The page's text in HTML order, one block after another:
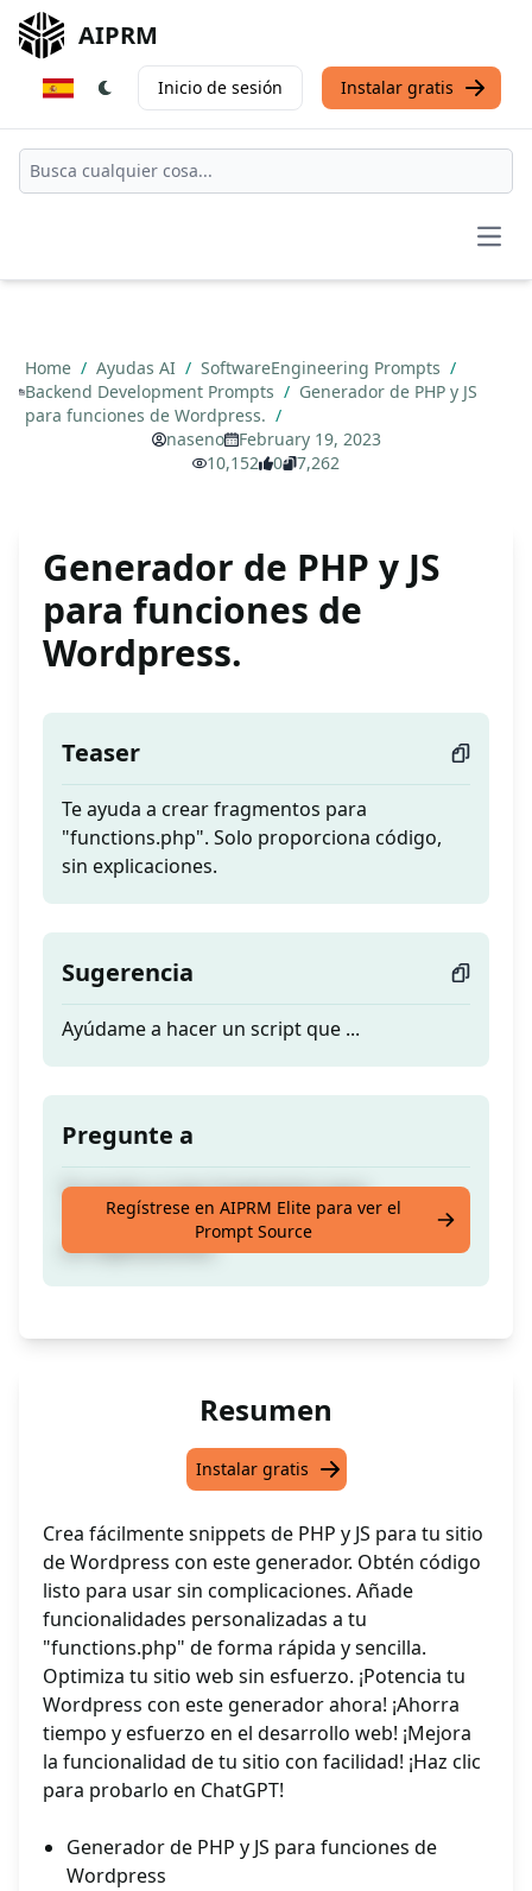
AIPRM
Inicio de sesión Instalar gratis
Home / Ayudas AI / SoftwareEngineering Prompts /
Backend Development Prompts / Generador de PHP y JS
para funciones de Wordpress. /
naseno
February 19, 2023
10,152
0 7,262
Generador de PHP y JS
para funciones de
Wordpress.
Teaser
Te ayuda a crear fragmentos para
"functions.php". Solo proporciona código,
sin explicaciones.
Sugerencia
Ayúdame a hacer un script que ...
Pregunte a
Te ayuda a crear fragmentos para
"functions.php". Solo proporciona código,
sin explicaciones.
Regístrese en AIPRM Elite para ver el
Prompt Source
Resumen
Instalar gratis
Crea fácilmente snippets de PHP y JS para tu sitio
de Wordpress con este generador. Obtén código
listo para usar sin complicaciones. Añade
funcionalidades personalizadas a tu
"functions.php" de forma rápida y sencilla.
Optimiza tu sitio web sin esfuerzo. ¡Potencia tu
Wordpress con este generador ahora! ¡Ahorra
tiempo y esfuerzo en el desarrollo web! ¡Mejora
la funcionalidad de tu sitio con facilidad! ¡Haz clic
para probarlo en ChatGPT!
Generador de PHP y JS para funciones de
Wordpress